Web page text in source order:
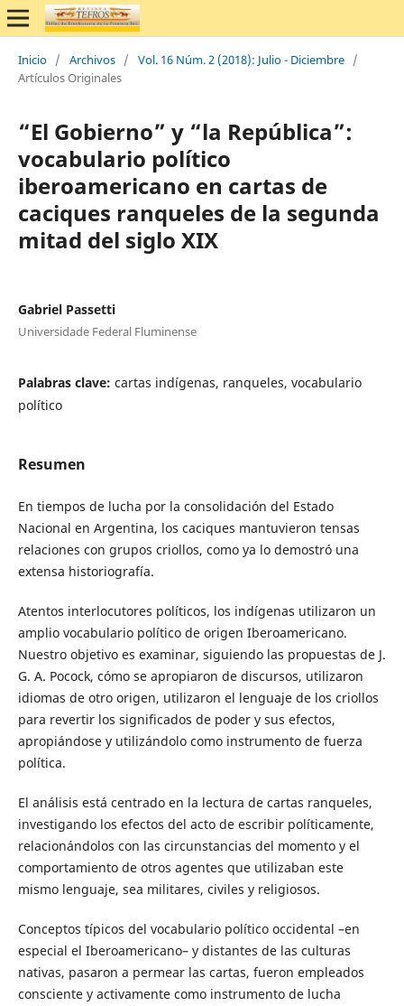
Inicio / Archivos / Vol. 16 Núm. 2 (2018): Julio - Diciembre /
Artículos Originales
“El Gobierno” y “la República”:
vocabulario político
iberoamericano en cartas de
caciques ranqueles de la segunda
mitad del siglo XIX
Gabriel Passetti
Universidade Federal Fluminense
Palabras clave: cartas indígenas, ranqueles, vocabulario
político
Resumen
En tiempos de lucha por la consolidación del Estado
Nacional en Argentina, los caciques mantuvieron tensas
relaciones con grupos criollos, como ya lo demostró una
extensa historiografía.
Atentos interlocutores políticos, los indígenas utilizaron un
amplio vocabulario político de origen Iberoamericano.
Nuestro objetivo es examinar, siguiendo las propuestas de J.
G. A. Pocock, cómo se apropiaron de discursos, utilizaron
idiomas de otro origen, utilizaron el lenguaje de los criollos
para revertir los significados de poder y sus efectos,
apropiándose y utilizándolo como instrumento de fuerza
política.
El análisis está centrado en la lectura de cartas ranqueles,
investigando los efectos del acto de escribir políticamente,
relacionándolos con las circunstancias del momento y el
comportamiento de otros agentes que utilizaban este
mismo lenguaje, sea militares, civiles y religiosos.
Conceptos típicos del vocabulario político occidental –en
especial el Iberoamericano– y distantes de las culturas
nativas, pasaron a permear las cartas, fueron empleados
consciente y activamente como instrumento de lucha